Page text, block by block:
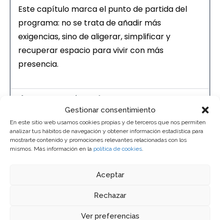
Gestionar consentimiento
En este sitio web usamos cookies propias y de terceros que nos permiten
analizar tus hábitos de navegación y obtener información estadística para
mostrarte contenido y promociones relevantes relacionadas con los
mismos. Más información en la política de cookies.
Aceptar
Rechazar
Ver preferencias
Este capítulo marca el punto de partida del
programa: no se trata de añadir más
exigencias, sino de aligerar, simplificar y
recuperar espacio para vivir con más
presencia.
1. Paso I: Cómo liberarnos de las
preocupaciones
2. Paso II: Fuera comparaciones
3. Paso III: Desapegarse de la
4. Paso IV: Adiós a los prejuicios e
5. Paso V: Acompañar los miedos